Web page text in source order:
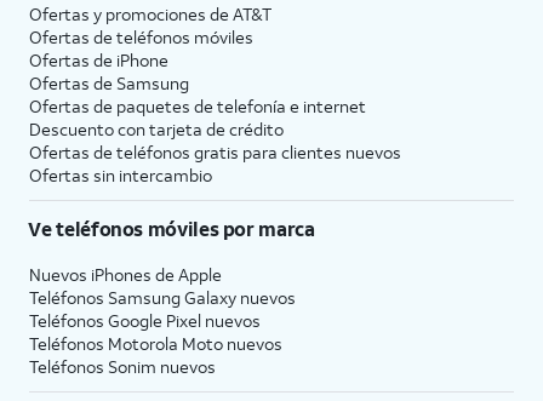
Ofertas y promociones de AT&T
Ofertas de teléfonos móviles
Ofertas de iPhone
Ofertas de Samsung
Ofertas de paquetes de telefonía e internet
Descuento con tarjeta de crédito
Ofertas de teléfonos gratis para clientes nuevos
Ofertas sin intercambio
Ve teléfonos móviles por marca
Nuevos iPhones de Apple
Teléfonos Samsung Galaxy nuevos
Teléfonos Google Pixel nuevos
Teléfonos Motorola Moto nuevos
Teléfonos Sonim nuevos